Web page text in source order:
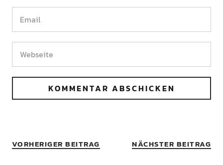
VORHERIGER BEITRAG NÄCHSTER BEITRAG